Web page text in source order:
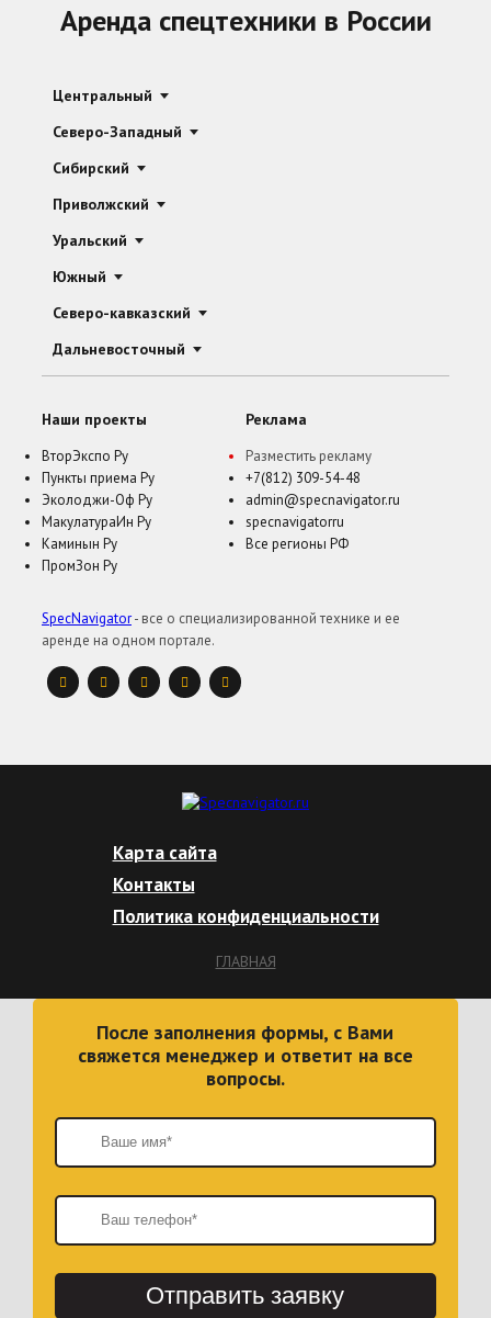
Аренда спецтехники в России
Центральный
Северо-Западный
Сибирский
Приволжский
Уральский
Южный
Северо-кавказский
Дальневосточный
Наши проекты
ВторЭкспо Ру
Пункты приема Ру
Эколоджи-Оф Ру
МакулатураИн Ру
Каминын Ру
ПромЗон Ру
Реклама
Разместить рекламу
+7(812) 309-54-48
admin@specnavigator.ru
specnavigatorru
Все регионы РФ
SpecNavigator- все о специализированной технике и ее
аренде на одном портале.
Карта сайта
Контакты
Политика конфиденциальности
ГЛАВНАЯ
После заполнения формы, с Вами
свяжется менеджер и ответит на все
вопросы.
Отправить заявку